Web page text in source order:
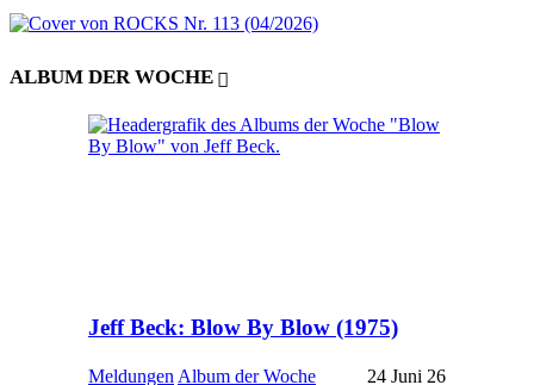
ALBUM DER WOCHE
Jeff Beck: Blow By Blow (1975)
Meldungen Album der Woche 24 Juni 26